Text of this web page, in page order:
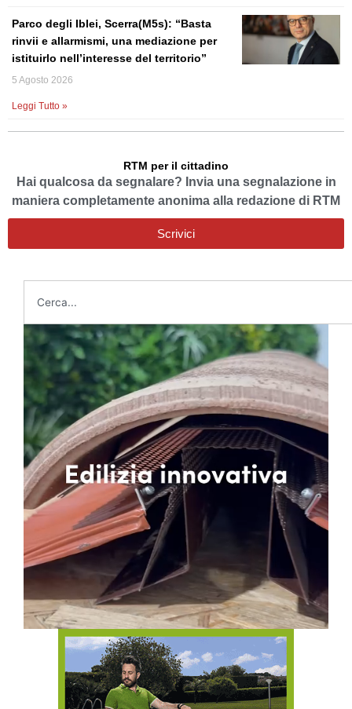
Parco degli Iblei, Scerra(M5s): “Basta
rinvii e allarmismi, una mediazione per
istituirlo nell’interesse del territorio”
5 Agosto 2026
Leggi Tutto »
RTM per il cittadino
Hai qualcosa da segnalare? Invia una segnalazione in
maniera completamente anonima alla redazione di RTM
Scrivici